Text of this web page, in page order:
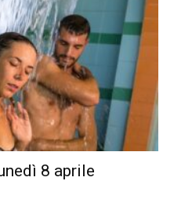
8 aprile